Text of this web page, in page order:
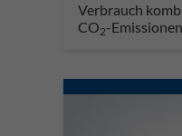
Verbrauch
CO2-